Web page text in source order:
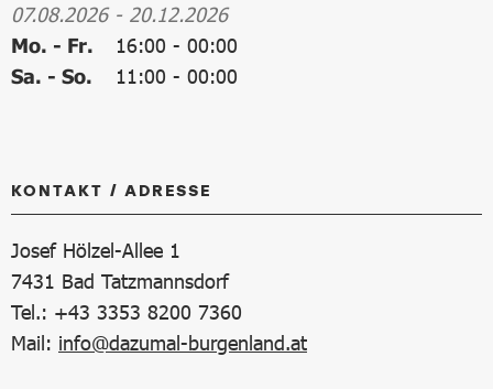
07.08.2026- 20.12.2026
Mo. - Fr.
16:00 - 00:00
Sa. - So.
11:00 - 00:00
KONTAKT / ADRESSE
Josef Hölzel-Allee 1
7431 Bad Tatzmannsdorf
Tel.: +43 3353 8200 7360
Mail: info@dazumal-burgenland.at